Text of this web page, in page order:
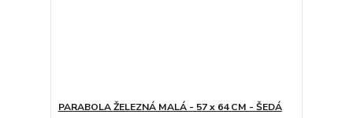
PARABOLA ŽELEZNÁ MALÁ - 57 x 64 CM - ŠEDÁ